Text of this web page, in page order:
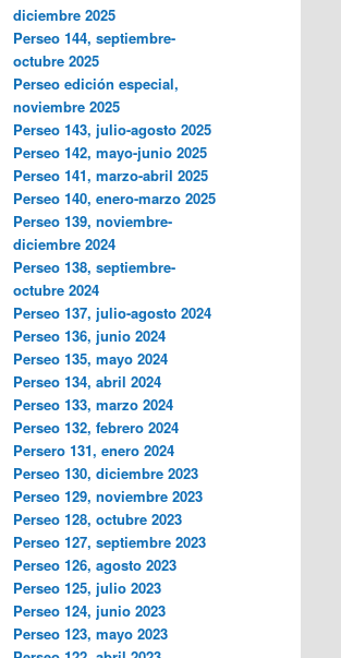
diciembre 2025
Perseo 144, septiembre-
octubre 2025
Perseo edición especial,
noviembre 2025
Perseo 143, julio-agosto 2025
Perseo 142, mayo-junio 2025
Perseo 141, marzo-abril 2025
Perseo 140, enero-marzo 2025
Perseo 139, noviembre-
diciembre 2024
Perseo 138, septiembre-
octubre 2024
Perseo 137, julio-agosto 2024
Perseo 136, junio 2024
Perseo 135, mayo 2024
Perseo 134, abril 2024
Perseo 133, marzo 2024
Perseo 132, febrero 2024
Persero 131, enero 2024
Perseo 130, diciembre 2023
Perseo 129, noviembre 2023
Perseo 128, octubre 2023
Perseo 127, septiembre 2023
Perseo 126, agosto 2023
Perseo 125, julio 2023
Perseo 124, junio 2023
Perseo 123, mayo 2023